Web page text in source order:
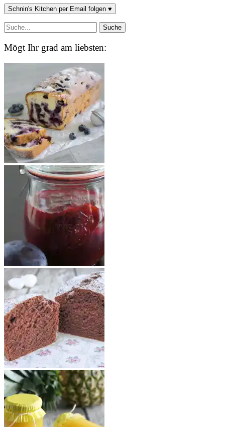
Schnin's Kitchen per Email folgen ♥
Mögt Ihr grad am liebsten: